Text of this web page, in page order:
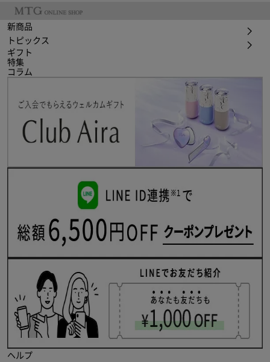
新商品
トピックス
ギフト
特集
コラム
ヘルプ